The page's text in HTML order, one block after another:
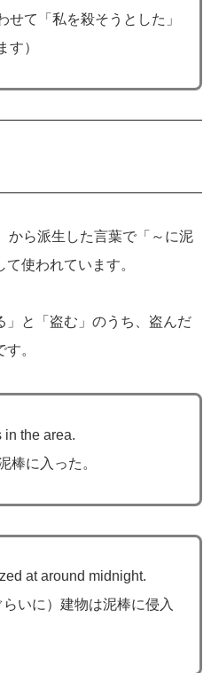
せて「私を殺そうとした」
す）
から派生した言葉で「～に泥
使われています。
」と「盗む」のうち、盗んだ
。
in the area.
棒に入った。
at around midnight.
いに）建物は泥棒に侵入